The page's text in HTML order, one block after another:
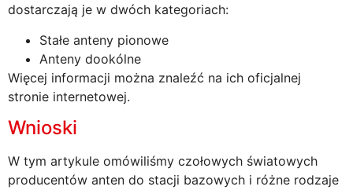
dostarczają je w dwóch kategoriach:
Stałe anteny pionowe
Anteny dookólne
Więcej informacji można znaleźć na ich oficjalnej
stronie internetowej.
Wnioski
W tym artykule omówiliśmy czołowych światowych
producentów anten do stacji bazowych i różne rodzaje